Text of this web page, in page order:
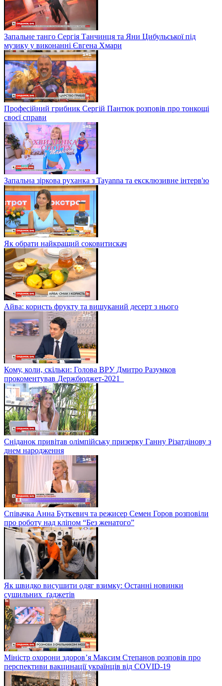
Запальне танго Сергія Танчинця та Яни Цибульської під
музику у виконанні Євгена Хмари
Професійний грибник Сергій Пантюк розповів про тонкощі
своєї справи
Запальна зіркова руханка з Tayanna та ексклюзивне інтерв'ю
Як обрати найкращий соковитискач
Айва: користь фрукту та вишуканий десерт з нього
Кому, коли, скільки: Голова ВРУ Дмитро Разумков
прокоментував Держбюджет-2021
Сніданок привітав олімпійську призерку Ганну Різатдінову з
днем народження
Співачка Анна Буткевич та режисер Семен Горов розповіли
про роботу над кліпом “Без женатого”
Як швидко висушити одяг взимку: Останні новинки
сушильних ґаджетів
Міністр охорони здоров’я Максим Степанов розповів про
перспективи вакцинації українців від COVID-19